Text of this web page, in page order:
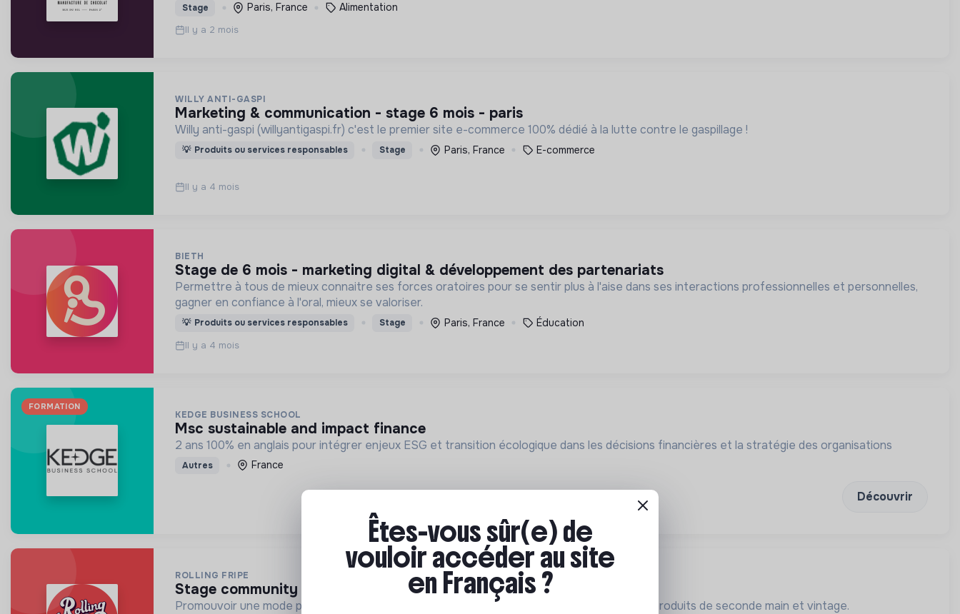
Stage Paris, France Alimentation
Il y a 2 mois
WILLY ANTI-GASPI
marketing & communication - stage 6 mois - paris
Willy anti-gaspi (willyantigaspi.fr) c'est le premier site e-commerce 100% dédié à la lutte contre le gaspillage !
💡 Produits ou services responsables Stage Paris, France E-commerce
Il y a 4 mois
BIETH
stage de 6 mois - marketing digital & développement des partenariats
Permettre à tous de mieux connaitre ses forces oratoires pour se sentir plus à l'aise dans ses interactions professionnelles et personnelles,
gagner en confiance à l'oral, mieux se valoriser.
💡 Produits ou services responsables Stage Paris, France Éducation
Il y a 4 mois
FORMATION
KEDGE BUSINESS SCHOOL
msc sustainable and impact finance
2 ans 100% en anglais pour intégrer enjeux ESG et transition écologique dans les décisions financières et la stratégie des organisations
Autres France
Découvrir
ROLLING FRIPE
stage community manager
Promouvoir une mode plus responsable auprès des jeunes en proposant une sélection de produits de seconde main et vintage.
Êtes-vous sûr(e) de
vouloir accéder au site
en Français ?